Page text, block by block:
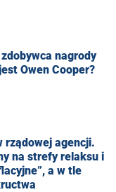
nagrody
Owen Cooper?
rządowej agencji.
na strefy relaksu i
a w tle